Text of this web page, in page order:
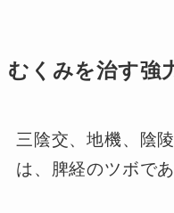
むくみを治す強
三陰交、地機、陰
は、脾経のツボで